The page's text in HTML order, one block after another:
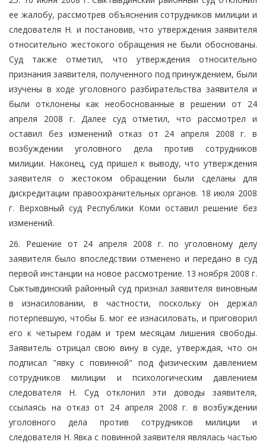
ее жалобу, рассмотрев объяснения сотрудников милиции и
следователя Н. и постановив, что утверждения заявителя
относительно жестокого обращения не были обоснованы.
Суд также отметил, что утверждения относительно
признания заявителя, полученного под принуждением, были
изучены в ходе уголовного разбирательства заявителя и
были отклонены как необоснованные в решении от 24
апреля 2008 г. Далее суд отметил, что рассмотрел и
оставил без изменений отказ от 24 апреля 2008 г. в
возбуждении уголовного дела против сотрудников
милиции. Наконец, суд пришел к выводу, что утверждения
заявителя о жестоком обращении были сделаны для
дискредитации правоохранительных органов. 18 июля 2008
г. Верховный суд Республики Коми оставил решение без
изменений.
26. Решение от 24 апреля 2008 г. по уголовному делу
заявителя было впоследствии отменено и передано в суд
первой инстанции на новое рассмотрение. 13 ноября 2008 г.
Сыктывдинский районный суд признал заявителя виновным
в изнасиловании, в частности, поскольку он держал
потерпевшую, чтобы Б. мог ее изнасиловать, и приговорил
его к четырем годам и трем месяцам лишения свободы.
Заявитель отрицал свою вину в суде, утверждая, что он
подписал "явку с повинной" под физическим давлением
сотрудников милиции и психологическим давлением
следователя Н. Суд отклонил эти доводы заявителя,
ссылаясь на отказ от 24 апреля 2008 г. в возбуждении
уголовного дела против сотрудников милиции и
следователя Н. Явка с повинной заявителя являлась частью